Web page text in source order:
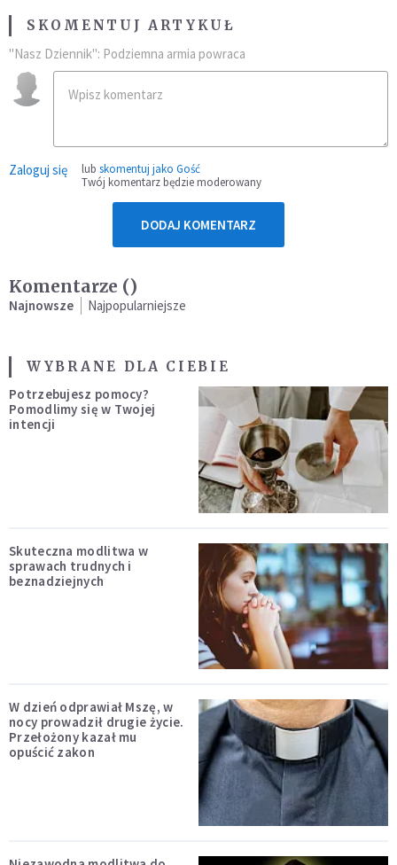
SKOMENTUJ ARTYKUŁ
"Nasz Dziennik": Podziemna armia powraca
Zaloguj się lub skomentuj jako Gość
Twój komentarz będzie moderowany
DODAJ KOMENTARZ
Komentarze ()
Najnowsze Najpopularniejsze
WYBRANE DLA CIEBIE
Potrzebujesz pomocy?
Pomodlimy się w Twojej
intencji
Skuteczna modlitwa w
sprawach trudnych i
beznadziejnych
W dzień odprawiał Mszę, w
nocy prowadził drugie życie.
Przełożony kazał mu
opuścić zakon